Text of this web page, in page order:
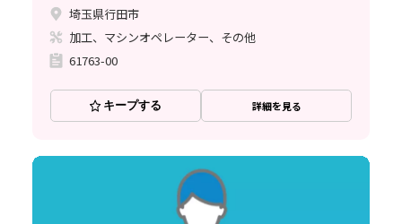
埼玉県行田市
加工、マシンオペレーター、その他
61763-00
キープする 詳細を見る